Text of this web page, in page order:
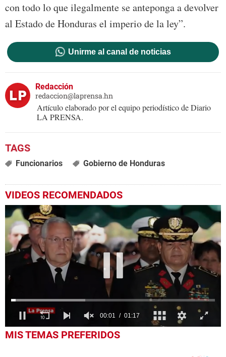
con todo lo que ilegalmente se anteponga a devolver
al Estado de Honduras el imperio de la ley”.
Unirme al canal de noticias
Redacción
redaccion@laprensa.hn
Artículo elaborado por el equipo periodístico de Diario
LA PRENSA.
Funcionarios Gobierno de Honduras
VIDEOS RECOMENDADOS
0
seconds